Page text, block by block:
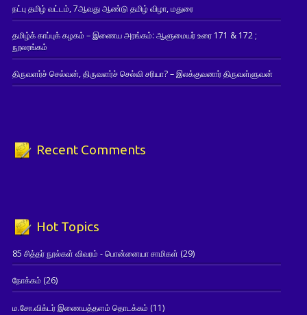
நட்பு தமிழ் வட்டம், 7ஆவது ஆண்டு தமிழ் விழா, மதுரை
தமிழ்க் காப்புக் கழகம் – இணைய அரங்கம்: ஆளுமையர் உரை 171 & 172 ;
நூலரங்கம்
திருவளர்ச் செல்வன், திருவளர்ச் செல்வி சரியா? – இலக்குவனார் திருவள்ளுவன்
Recent Comments
Hot Topics
85 சித்தர் நூல்கள் விவரம் - பொன்னையா சாமிகள் (29)
நோக்கம் (26)
ம.சோ.விக்டர் இணையத்தளம் தொடக்கம் (11)